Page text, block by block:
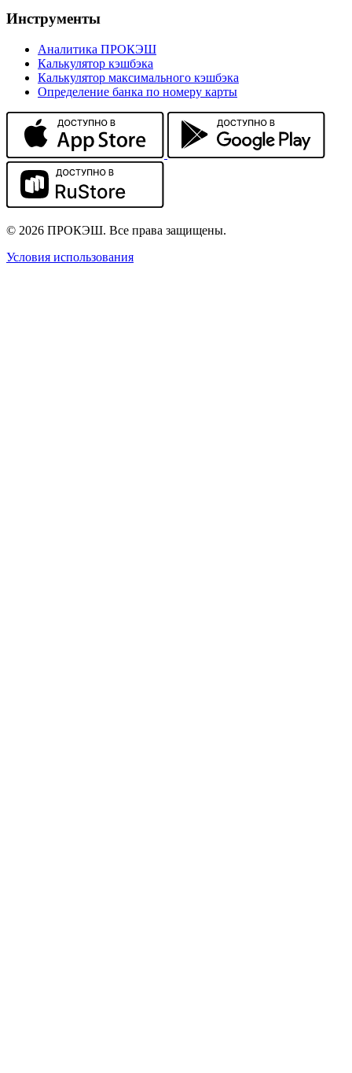
Инструменты
Аналитика ПРОКЭШ
Калькулятор кэшбэка
Калькулятор максимального кэшбэка
Определение банка по номеру карты
© 2026 ПРОКЭШ. Все права защищены.
Условия использования